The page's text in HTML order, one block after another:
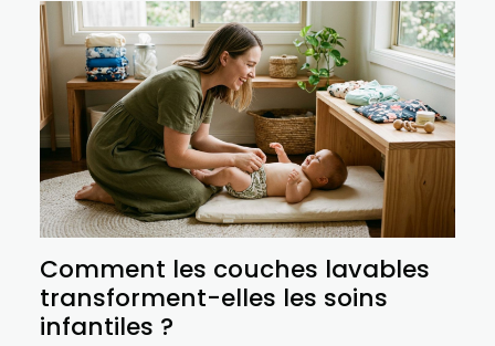
Comment les couches lavables
transforment-elles les soins
infantiles ?